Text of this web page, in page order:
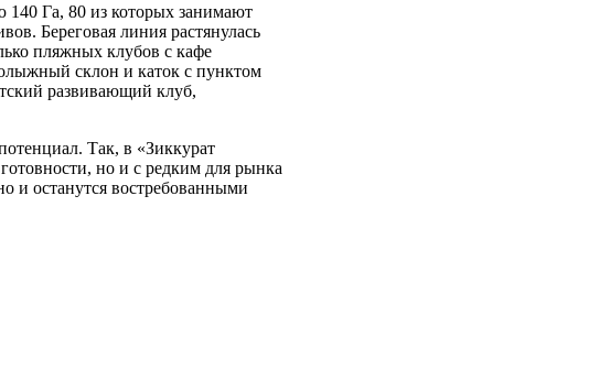
Га, 80 из которых занимают
Береговая линия растянулась
пляжных клубов с кафе
склон и каток с пунктом
развивающий клуб,
Так, в «Зиккурат
но и с редким для рынка
и останутся востребованными